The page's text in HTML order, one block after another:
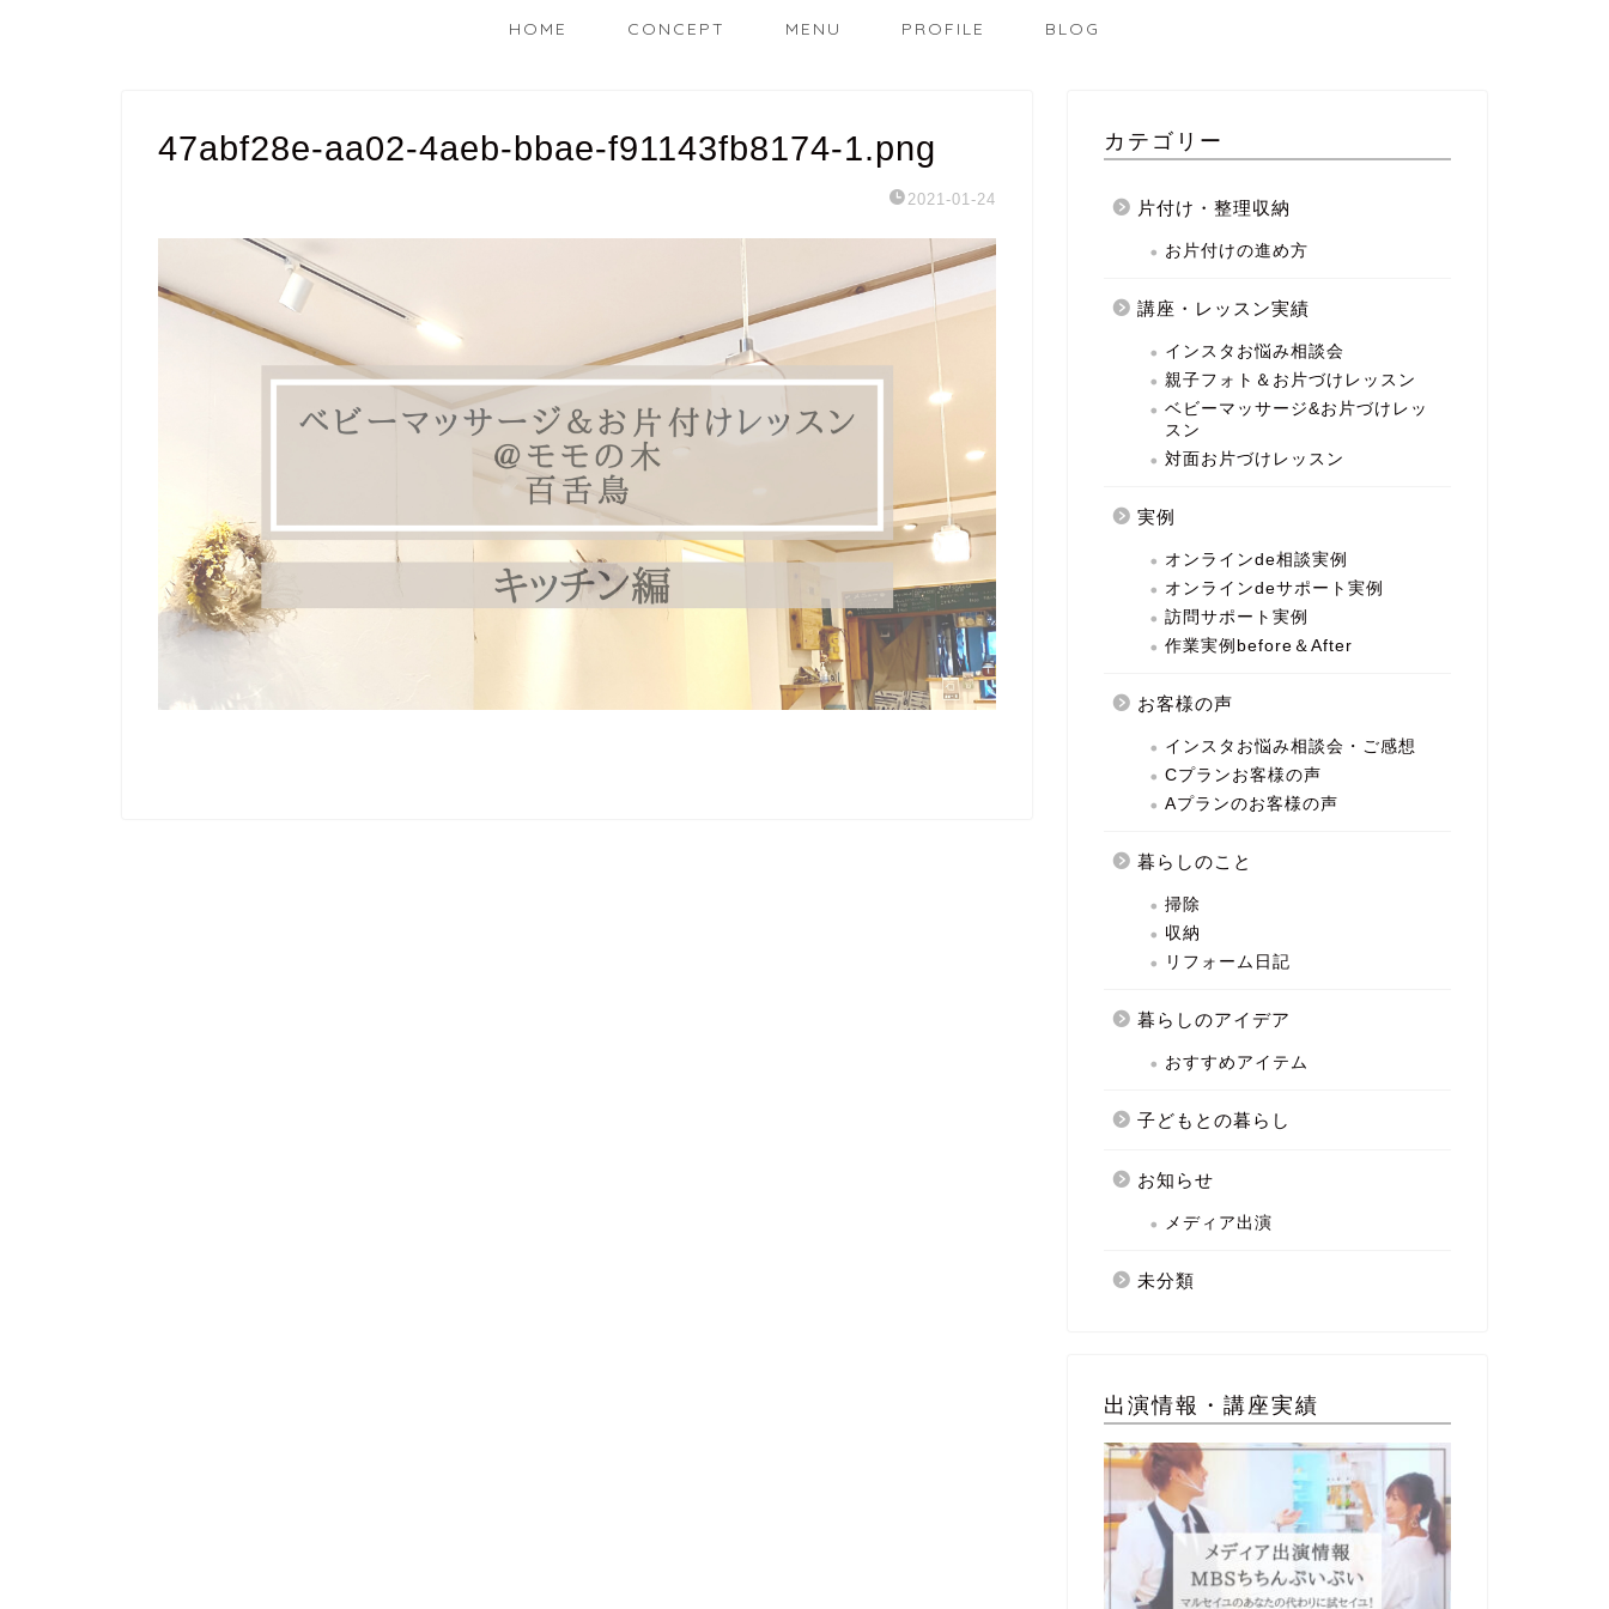
HOME CONCEPT MENU PROFILE BLOG
47abf28e-aa02-4aeb-bbae-f91143fb8174-1.png
2021-01-24
カテゴリー
片付け・整理収納
お片付けの進め方
講座・レッスン実績
インスタお悩み相談会
親子フォト＆お片づけレッスン
ベビーマッサージ&お片づけレッ
スン
対面お片づけレッスン
実例
オンラインde相談実例
オンラインdeサポート実例
訪問サポート実例
作業実例before＆After
お客様の声
インスタお悩み相談会・ご感想
Cプランお客様の声
Aプランのお客様の声
暮らしのこと
掃除
収納
リフォーム日記
暮らしのアイデア
おすすめアイテム
子どもとの暮らし
お知らせ
メディア出演
未分類
出演情報・講座実績